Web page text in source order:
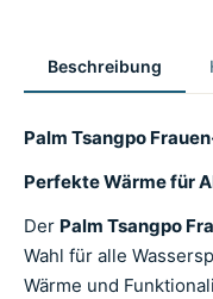
Beschreibung
Palm Tsangpo
Perfekte Wärme für
Der Palm Tsangpo
Wahl für alle
Wärme und